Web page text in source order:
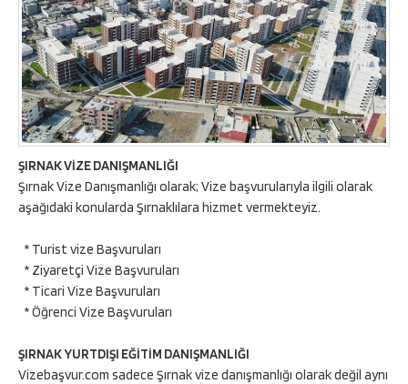
ŞIRNAK VİZE DANIŞMANLIĞI
Şırnak Vize Danışmanlığı olarak; Vize başvurularıyla ilgili olarak
aşağıdaki konularda Şırnaklılara hizmet vermekteyiz.
* Turist vize Başvuruları
* Ziyaretçi Vize Başvuruları
* Ticari Vize Başvuruları
* Öğrenci Vize Başvuruları
ŞIRNAK YURTDIŞI EĞİTİM DANIŞMANLIĞI
Vizebaşvur.com sadece Şırnak vize danışmanlığı olarak değil aynı